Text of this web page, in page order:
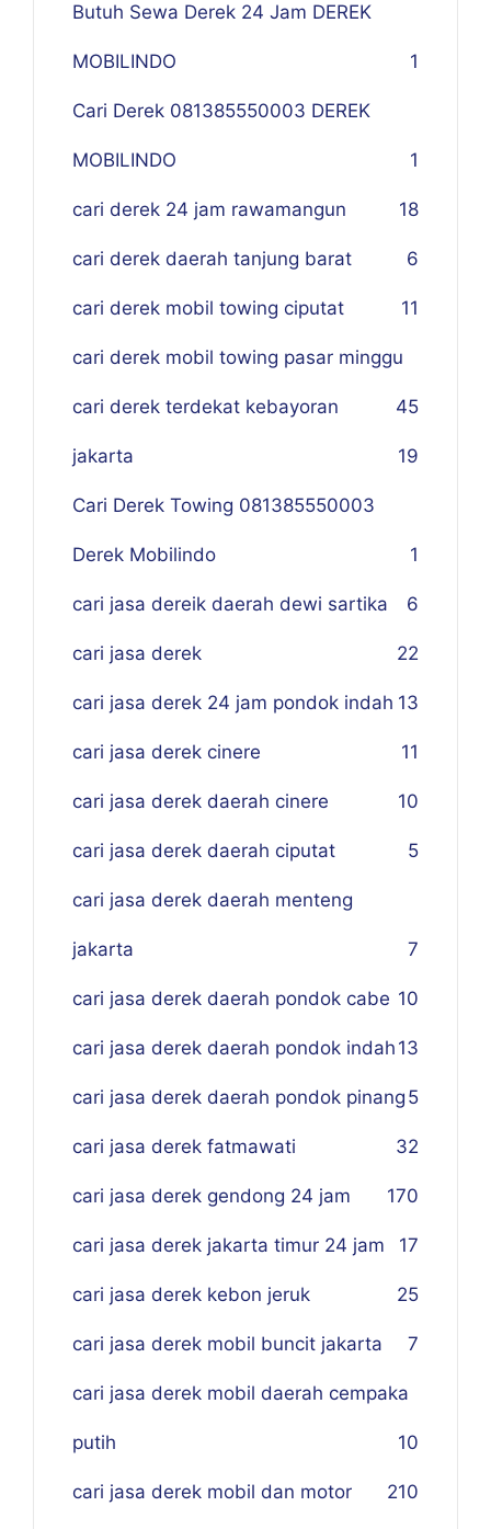
Butuh Sewa Derek 24 Jam DEREK
MOBILINDO 1
Cari Derek 081385550003 DEREK
MOBILINDO 1
cari derek 24 jam rawamangun 18
cari derek daerah tanjung barat 6
cari derek mobil towing ciputat 11
cari derek mobil towing pasar minggu
45
cari derek terdekat kebayoran
jakarta 19
Cari Derek Towing 081385550003
Derek Mobilindo 1
cari jasa dereik daerah dewi sartika 6
cari jasa derek 22
cari jasa derek 24 jam pondok indah 13
cari jasa derek cinere 11
cari jasa derek daerah cinere 10
cari jasa derek daerah ciputat 5
cari jasa derek daerah menteng
jakarta 7
cari jasa derek daerah pondok cabe 10
cari jasa derek daerah pondok indah 13
cari jasa derek daerah pondok pinang 5
cari jasa derek fatmawati 32
cari jasa derek gendong 24 jam 170
cari jasa derek jakarta timur 24 jam 17
cari jasa derek kebon jeruk 25
cari jasa derek mobil buncit jakarta 7
cari jasa derek mobil daerah cempaka
putih 10
cari jasa derek mobil dan motor 210